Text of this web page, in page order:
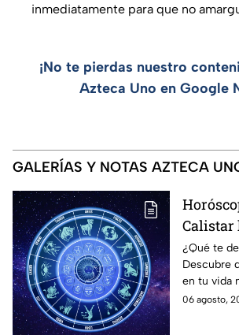
inmediatamente para que no
¡No te pierdas nuestro
Azteca Uno en Google
GALERÍAS Y NOTAS AZTECA
Calistar
agosto;
podrían
solteros
lo que
¿Qué te
Descubre
en tu vida
06 agosto,